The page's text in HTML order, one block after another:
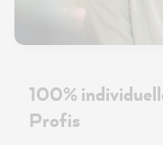
100%
Profis